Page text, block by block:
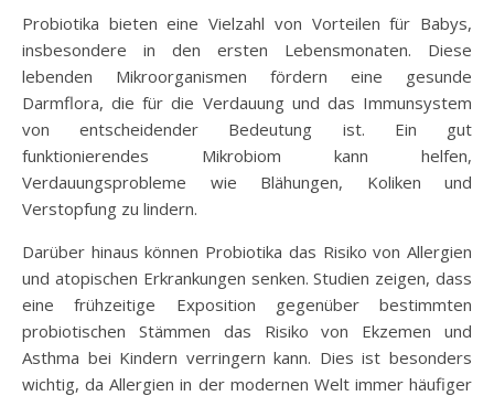
Probiotika bieten eine Vielzahl von Vorteilen für Babys,
insbesondere in den ersten Lebensmonaten. Diese
lebenden Mikroorganismen fördern eine gesunde
Darmflora, die für die Verdauung und das Immunsystem
von entscheidender Bedeutung ist. Ein gut
funktionierendes Mikrobiom kann helfen,
Verdauungsprobleme wie Blähungen, Koliken und
Verstopfung zu lindern.
Darüber hinaus können Probiotika das Risiko von Allergien
und atopischen Erkrankungen senken. Studien zeigen, dass
eine frühzeitige Exposition gegenüber bestimmten
probiotischen Stämmen das Risiko von Ekzemen und
Asthma bei Kindern verringern kann. Dies ist besonders
wichtig, da Allergien in der modernen Welt immer häufiger